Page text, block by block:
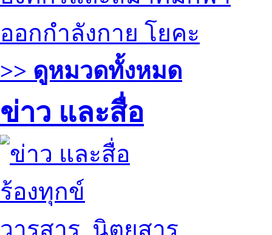
ออกกำลังกาย โยคะ
>> ดูหมวดทั้งหมด
ข่าว และสื่อ
ร้องทุกข์
วารสาร, นิตยสาร